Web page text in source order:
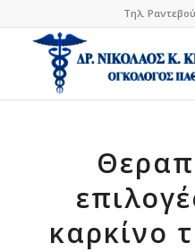
Τηλ.
καρκίνο